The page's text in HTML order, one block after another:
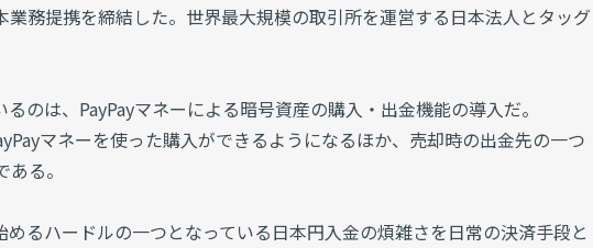
業務提携を締結した。世界最大規模の取引所を運営する日本法人とタッグ
のは、PayPayマネーによる暗号資産の購入・出金機能の導入だ。
マネーを使った購入ができるようになるほか、売却時の出金先の一つ
る。
るハードルの一つとなっている日本円入金の煩雑さを日常の決済手段と